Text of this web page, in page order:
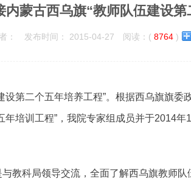
内蒙古西乌旗“教师队伍建设
： 发布时间： 2015-04-27 阅读：( 8764 )
设第二个五年培养工程”。根据西乌旗旗
年培训工程”，我院专家组成员并于2014
教科局领导交流，全面了解西乌旗教师